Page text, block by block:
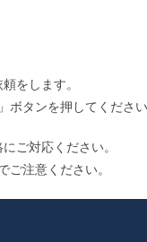
をします。
タンを押してください
ご対応ください。
注意ください。